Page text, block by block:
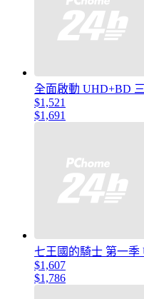
全面啟動 UHD+BD
$1,521
$1,691
七王國的騎士 第一
$1,607
$1,786